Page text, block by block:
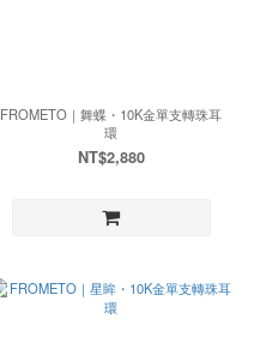
FROMETO｜舞蝶・10K金單支轉珠耳
環
NT$2,880